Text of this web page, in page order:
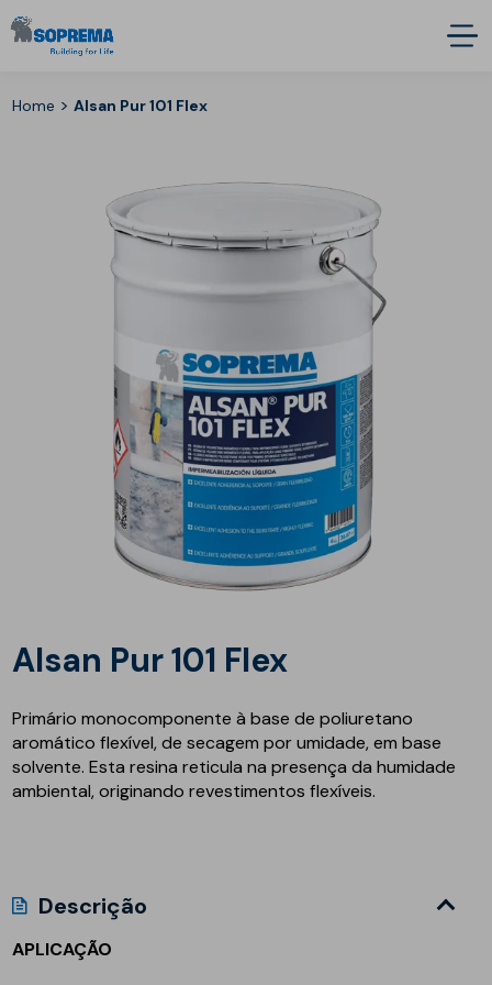
Home >Alsan Pur 101 Flex
Alsan Pur 101 Flex
Primário monocomponente à base de poliuretano
aromático flexível, de secagem por umidade, em base
solvente. Esta resina reticula na presença da humidade
ambiental, originando revestimentos flexíveis.
Descrição
APLICAÇÃO